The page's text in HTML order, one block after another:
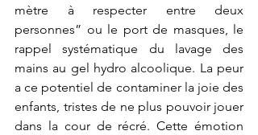
mètre à respecter entre deux
personnes” ou le port de masques, le
rappel systématique du lavage des
mains au gel hydro alcoolique. La peur
a ce potentiel de contaminer la joie des
enfants, tristes de ne plus pouvoir jouer
dans la cour de récré. Cette émotion